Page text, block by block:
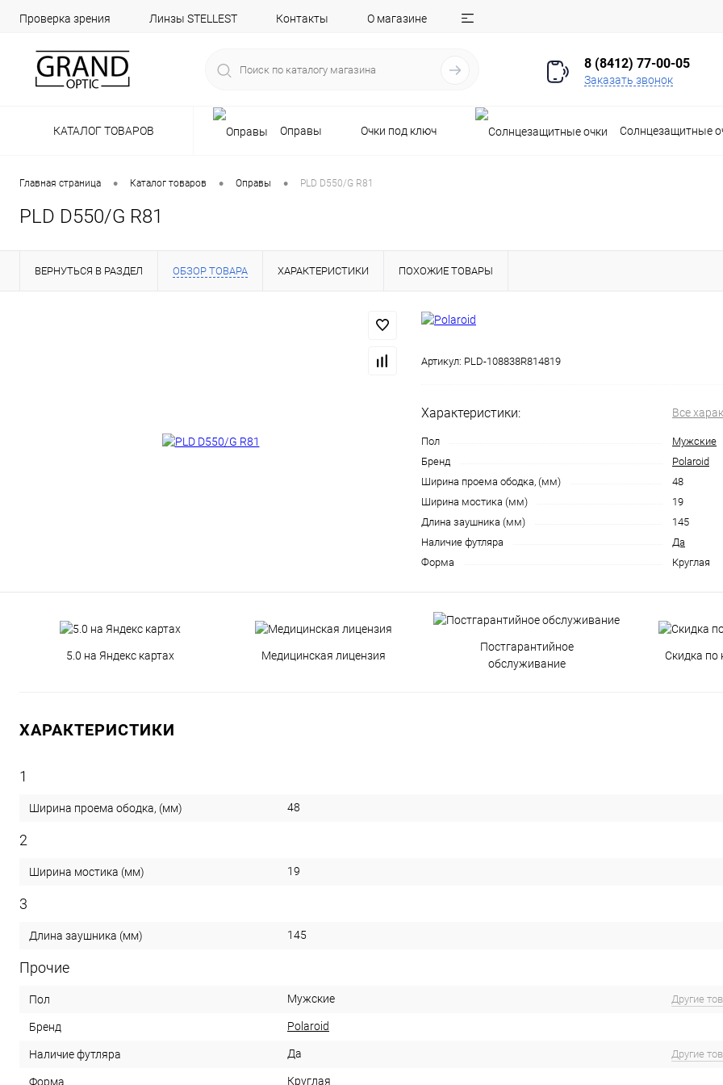
Проверка зрения Линзы STELLEST Контакты О магазине
8 (8412) 77-00-05
Заказать звонок
КАТАЛОГ ТОВАРОВ Оправы Очки под ключ Солнцезащитные
Главная страница • Каталог товаров • Оправы • PLD D550/G R81
PLD D550/G R81
ВЕРНУТЬСЯ В РАЗДЕЛ ОБЗОР ТОВАРА ХАРАКТЕРИСТИКИ ПОХОЖИЕ ТОВАРЫ
Артикул: PLD-108838R814819
Характеристики: Все
Пол
Мужские
Бренд
Polaroid
Ширина проема ободка, (мм)
48
Ширина мостика (мм)
19
Длина заушника (мм)
145
Наличие футляра
Да
Форма
Круглая
5.0 на Яндекс картах Медицинская лицензия
Постгарантийное
обслуживание
Скидка по
ХАРАКТЕРИСТИКИ
1
Ширина проема ободка, (мм) 48
2
Ширина мостика (мм) 19
3
Длина заушника (мм) 145
Прочие
Пол Мужские Другие
Бренд Polaroid
Наличие футляра Да Другие
Форма Круглая